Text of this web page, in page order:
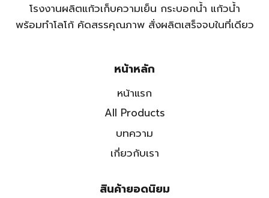
โรงงานผลิตแก้วเก็บความเย็น กระบอกน้ำ แก้วน้ำ
พร้อมทำโลโก้ คัดสรรคุณภาพ สั่งผลิตเสร็จจบในที่เดียว
หน้าหลัก
หน้าแรก
All Products
บทความ
เกี่ยวกับเรา
สินค้ายอดนิยม